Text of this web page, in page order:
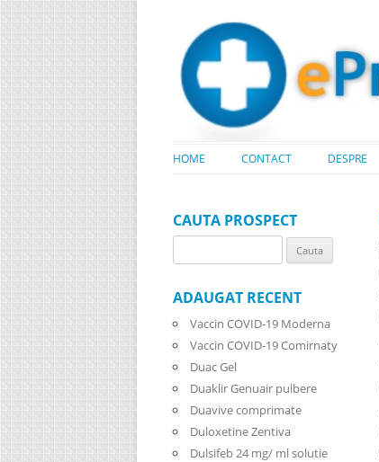
HOME CONTACT DESPRE
CAUTA PROSPECT
for:
ADAUGAT RECENT
Vaccin COVID-19 Moderna
Vaccin COVID-19 Comirnaty
Duac Gel
Duaklir Genuair pulbere
Duavive comprimate
Duloxetine Zentiva
Dulsifeb 24 mg/ ml solutie